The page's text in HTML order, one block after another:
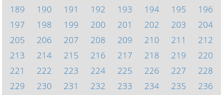
189
190 191 192 193 194 195
196
197
198 199 200 201 202 203
204
205
206 207 208 209 210 211
212
213
214 215 216 217 218 219
220
221
222 223 224 225 226 227
228
229
230 231 232 233 234 235
236